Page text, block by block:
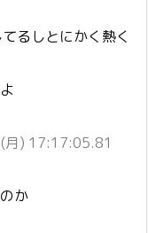
るしとにかく熱く
) 17:17:05.81
か